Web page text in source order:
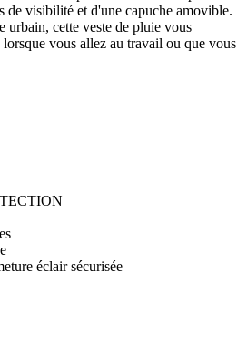
de visibilité et d'une capuche amovible.
urbain, cette veste de pluie vous
vous allez au travail ou que vous
éclair sécurisée